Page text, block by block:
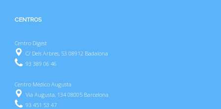
CENTROS
Centro Digest
C/ Dels Arbres, 53 08912 Badalona
93 389 06 46
Centro Médico Augusta
Via Augusta, 134 08005 Barcelona
93 451 53 47